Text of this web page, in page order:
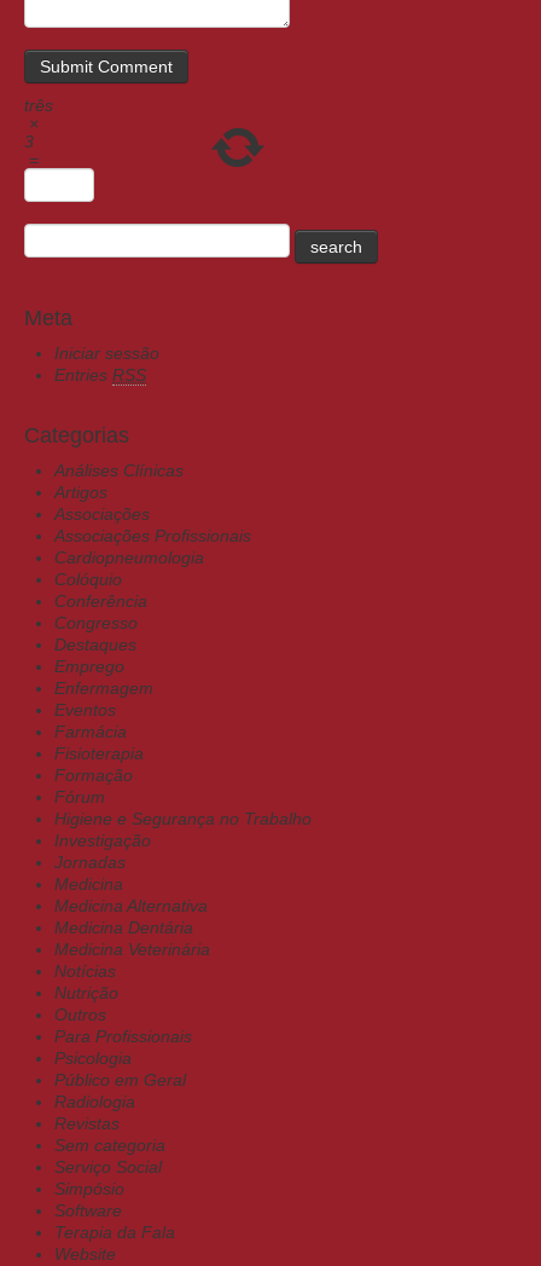
três
×
3
=
Meta
Iniciar sessão
Entries RSS
Categorias
Análises Clínicas
Artigos
Associações
Associações Profissionais
Cardiopneumologia
Colóquio
Conferência
Congresso
Destaques
Emprego
Enfermagem
Eventos
Farmácia
Fisioterapia
Formação
Fórum
Higiene e Segurança no Trabalho
Investigação
Jornadas
Medicina
Medicina Alternativa
Medicina Dentária
Medicina Veterinária
Notícias
Nutrição
Outros
Para Profissionais
Psicologia
Público em Geral
Radiologia
Revistas
Sem categoria
Serviço Social
Simpósio
Software
Terapia da Fala
Website